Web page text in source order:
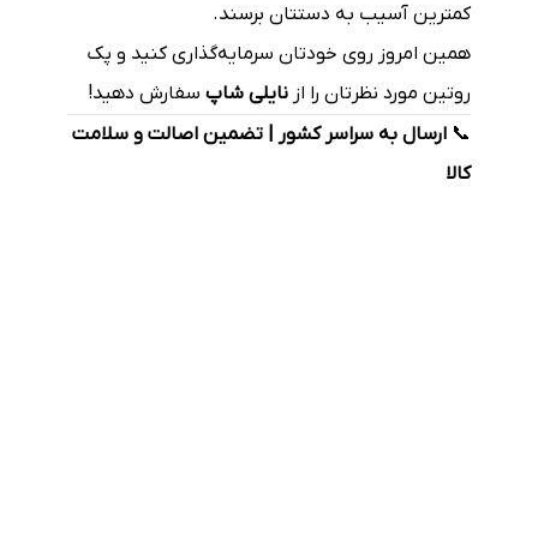
کمترین آسیب به دستتان برسند.
همین امروز روی خودتان سرمایه‌گذاری کنید و پک
روتین مورد نظرتان را از نایلی شاپ سفارش دهید!
📞 ارسال به سراسر کشور | تضمین اصالت و سلامت
کالا